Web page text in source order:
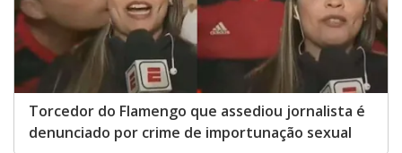
Torcedor do Flamengo que assediou jornalista é
denunciado por crime de importunação sexual